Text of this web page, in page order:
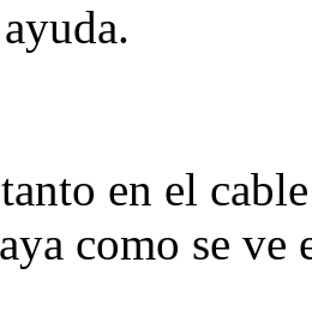
en el
como se ve